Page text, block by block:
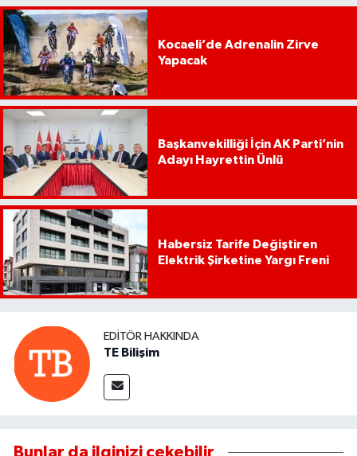
Kocaeli’de Adrenalin Zirve
Yapacak
Başkanvekilliği İçin AK Parti’nin
Adayı Hayrettin Ünlü
Habersiz Tarife Değiştiren
Elektrik Şirketine Yargı Freni
EDITÖR HAKKINDA
TE Bilişim
Bunlar da ilginizi çekebilir